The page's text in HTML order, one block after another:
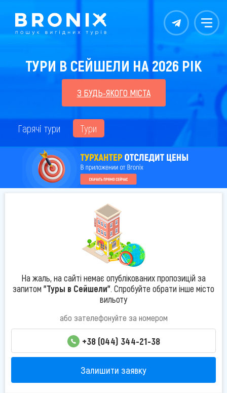
Контакты Меню
ТУРИ В СЕЙШЕЛИ НА 2026 РІК
З БУДЬ-ЯКОГО МІСТА
Гарячі тури Тури
На жаль, на сайті немає опублікованих пропозицій за
запитом "Туры в Сейшели". Спробуйте обрати інше місто
вильоту
або зателефонуйте за номером
+38 (044) 344-21-38
Залишити заявку